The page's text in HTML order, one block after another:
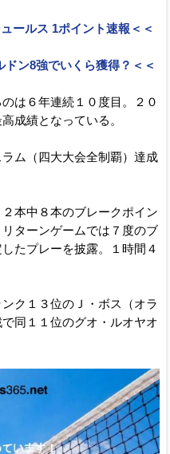
ールス 1ポイント速報＜＜
ン8強でいくら獲得？＜＜
は６年連続１０度目。２０
成績となっている。
ム（四大大会全制覇）達成
本中８本のブレークポイン
ターンゲームでは７度のブ
たプレーを披露。１時間４
ク１３位のＪ・ボス（オラ
同１１位のグオ・ルオヤオ